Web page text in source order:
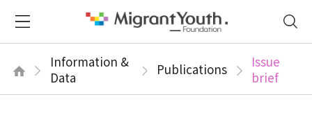
Information &
Data
Publications
Issue
brief